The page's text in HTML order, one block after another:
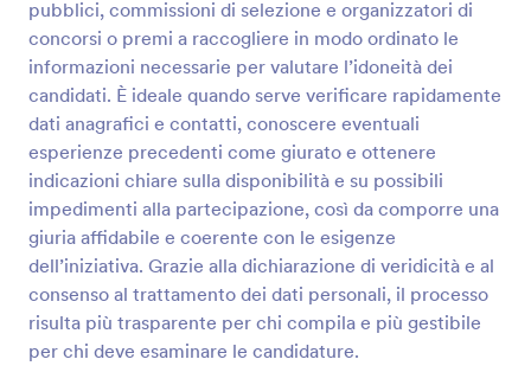
pubblici, commissioni di selezione e organizzatori di
concorsi o premi a raccogliere in modo ordinato le
informazioni necessarie per valutare l’idoneità dei
candidati. È ideale quando serve verificare rapidamente
dati anagrafici e contatti, conoscere eventuali
esperienze precedenti come giurato e ottenere
indicazioni chiare sulla disponibilità e su possibili
impedimenti alla partecipazione, così da comporre una
giuria affidabile e coerente con le esigenze
dell’iniziativa. Grazie alla dichiarazione di veridicità e al
consenso al trattamento dei dati personali, il processo
risulta più trasparente per chi compila e più gestibile
per chi deve esaminare le candidature.
completamente personalizzabile, consentendo di
raccogliere tutti i dati necessari dalle informazioni di
contatto, le offerte di corsi, la durata, e ovviamente,
le informazioni sulla carta di credito per il
pagamento e altro ancora.
Anteprima